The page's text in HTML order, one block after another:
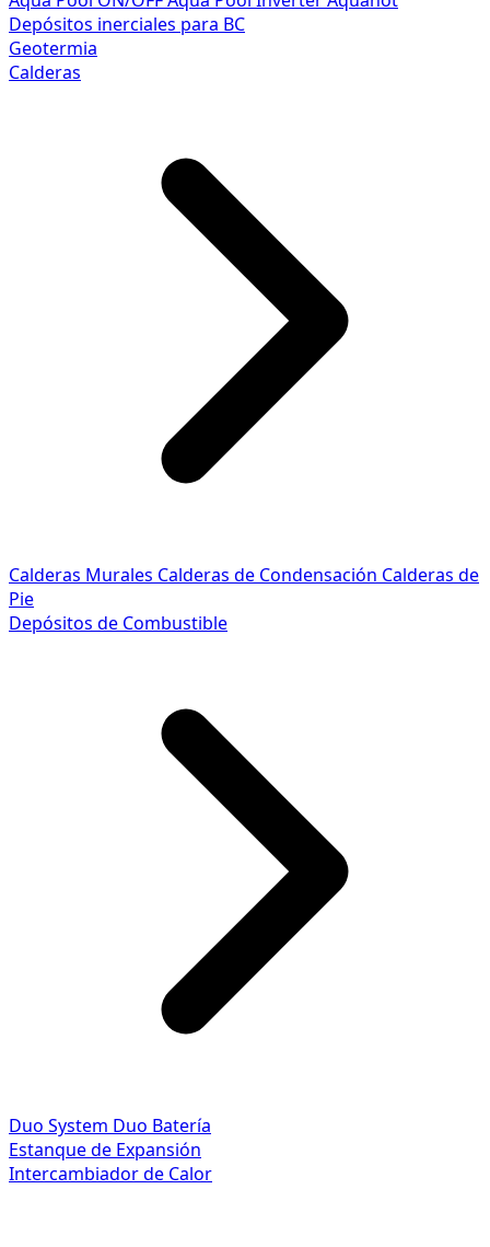
Depósitos inerciales para BC
Geotermia
Calderas
Calderas Murales Calderas de Condensación Calderas de
Pie
Depósitos de Combustible
Duo System Duo Batería
Estanque de Expansión
Intercambiador de Calor